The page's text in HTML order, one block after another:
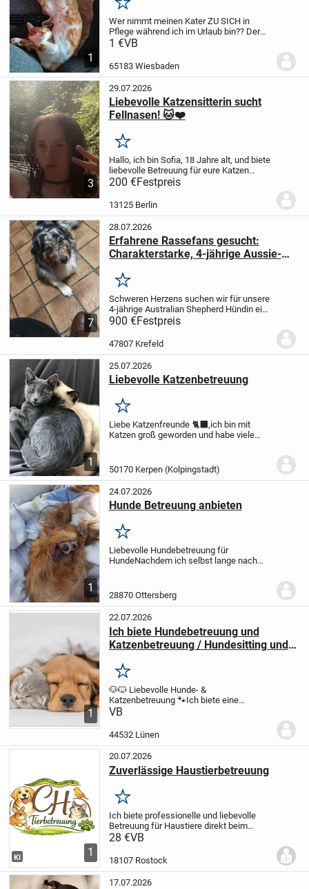
1
Merken
Wer nimmt meinen Kater ZU SICH in
Pflege während ich im Urlaub bin??Der
Kater ist 1 Jahr
verspielt, und Menschenbezogen (KEIN
Freigänger)Bitte keine...
1 €VB
65183 Wiesbaden
3
29.07.2026
Liebevolle Katzensitterin sucht
Fellnasen! 🐱❤️
Merken
Hallo, ich bin Sofia, 18 Jahre alt, und biete
liebevolle Betreuung für eure Katzen
an.Ich bin mein ganzes Leben mit Katzen
aufgewachsen und habe daher viel
Erfahrung im Umgang mit ihnen. Mir ist...
200 €Festpreis
13125 Berlin
7
28.07.2026
Erfahrene Rassefans gesucht:
Charakterstarke, 4-jährige Aussie-
Merken
Schweren Herzens suchen wir für unsere
4-jährige Australian Shepherd Hündin ein
neues, passendes Zuhause. Sie ist eine
typische Vertreterin ihrer Rasse:
intelligent, aufmerksam, arbeitswillig und
900 €Festpreis
47807 Krefeld
1
25.07.2026
Liebevolle Katzenbetreuung
Merken
Liebe Katzenfreunde 🐈‍⬛,ich bin mit
Katzen groß geworden und habe viele
ich mir vorstellen, gelegentlich Katzen...
50170 Kerpen (Kolpingstadt)
1
24.07.2026
Hunde Betreuung anbieten
Merken
Liebevolle Hundebetreuung für
HundeNachdem ich selbst lange nach
wichtig es ist, jemanden zu finden, dem
28870 Ottersberg
1
22.07.2026
Ich biete Hundebetreuung und
Katzenbetreuung / Hundesitting und
Merken
🐶🐱 Liebevolle Hunde- &
Katzenbetreuung 🐾Ich biete eine
zuverlässige und herzliche Betreuung für
Urlaubsbetreuung.
ausschließlich...
VB
44532 Lünen
1
KI
20.07.2026
Zuverlässige Haustierbetreuung
Merken
Ich biete professionelle und liebevolle
Betreuung für Haustiere direkt beim
Besitzer an. Durch meine Erfahrung mit
dass dein Tier in seiner gewohnten
Umgebung...
28 €VB
18107 Rostock
17.07.2026